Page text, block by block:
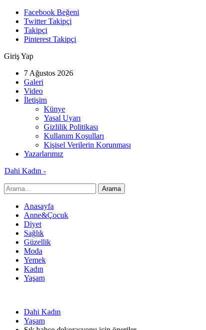
Facebook Beğeni
Twitter Takipçi
Takipçi
Pinterest Takipçi
Giriş Yap
7 Ağustos 2026
Galeri
Video
İletişim
Künye
Yasal Uyarı
Gizlilik Politikası
Kullanım Koşulları
Kişisel Verilerin Korunması
Yazarlarımız
Dahi Kadın -
Anasayfa
Anne&Çocuk
Diyet
Sağlık
Güzellik
Moda
Yemek
Kadın
Yaşam
Dahi Kadın
Yaşam